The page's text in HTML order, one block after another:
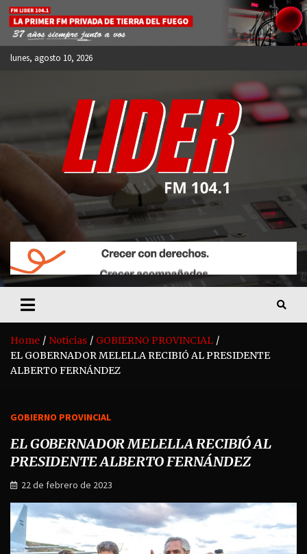
Skip
content
lunes, agosto 10, 2026
FM LIDER 104.1
Home Noticias
GOBIERNO PROVINCIAL
EL GOBERNADOR MELELLA RECIBIÓ AL PRESIDENTE
ALBERTO FERNÁNDEZ
GOBIERNO PROVINCIAL
EL GOBERNADOR MELELLA RECIBIÓ AL
PRESIDENTE ALBERTO FERNÁNDEZ
22 de febrero de 2023